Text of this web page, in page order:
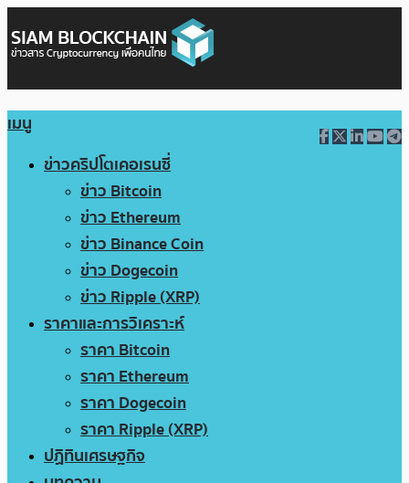
เมนู
ข่าวคริปโตเคอเรนซี่
ข่าว Bitcoin
ข่าว Ethereum
ข่าว Binance Coin
ข่าว Dogecoin
ข่าว Ripple (XRP)
ราคาและการวิเคราะห์
ราคา Bitcoin
ราคา Ethereum
ราคา Dogecoin
ราคา Ripple (XRP)
ปฏิทินเศรษฐกิจ